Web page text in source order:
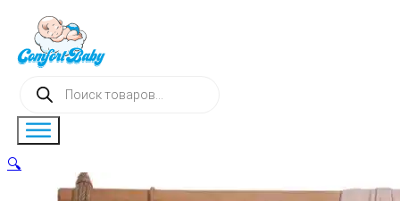
Поиск
товаров
🔍